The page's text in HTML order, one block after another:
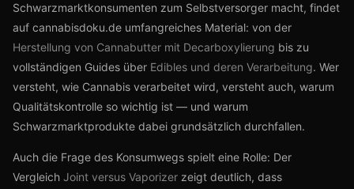
Schwarzmarktkonsumenten zum Selbstversorger macht, findet
auf cannabisdoku.de umfangreiches Material: von der
Herstellung von Cannabutter mit Decarboxylierung bis zu
vollständigen Guides über Edibles und deren Verarbeitung. Wer
versteht, wie Cannabis verarbeitet wird, versteht auch, warum
Qualitätskontrolle so wichtig ist — und warum
Schwarzmarktprodukte dabei grundsätzlich durchfallen.
Auch die Frage des Konsumwegs spielt eine Rolle: Der
Vergleich Joint versus Vaporizer zeigt deutlich, dass